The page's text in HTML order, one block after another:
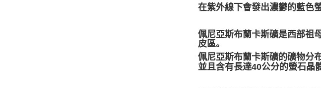
在紫外線下會發出濃鬱的藍色螢
佩尼亞斯布蘭卡斯礦是西部祖
皮區。
佩尼亞斯布蘭卡斯礦的礦物分
並且含有長達40公分的螢石晶